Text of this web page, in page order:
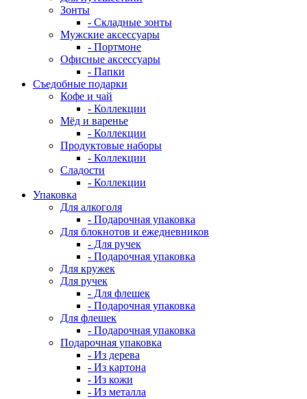
Зонты
- Складные зонты
Мужские аксессуары
- Портмоне
Офисные аксессуары
- Папки
Съедобные подарки
Кофе и чай
- Коллекции
Мёд и варенье
- Коллекции
Продуктовые наборы
- Коллекции
Сладости
- Коллекции
Упаковка
Для алкоголя
- Подарочная упаковка
Для блокнотов и ежедневников
- Для ручек
- Подарочная упаковка
Для кружек
Для ручек
- Для флешек
- Подарочная упаковка
Для флешек
- Подарочная упаковка
Подарочная упаковка
- Из дерева
- Из картона
- Из кожи
- Из металла